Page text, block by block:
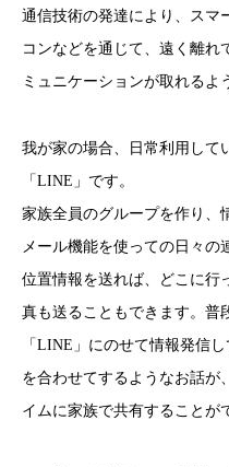
通信技術の発達により、スマ
コンなどを通じて、遠く離れ
ミュニケーションが取れるよ
我が家の場合、日常利用して
「LINE」です。
家族全員のグループを作り、
メール機能を使っての日々
位置情報を送れば、どこに行
真も送ることもできます。普
「LINE」にのせて情報発信
を合わせてするようなお話が
イムに家族で共有することが